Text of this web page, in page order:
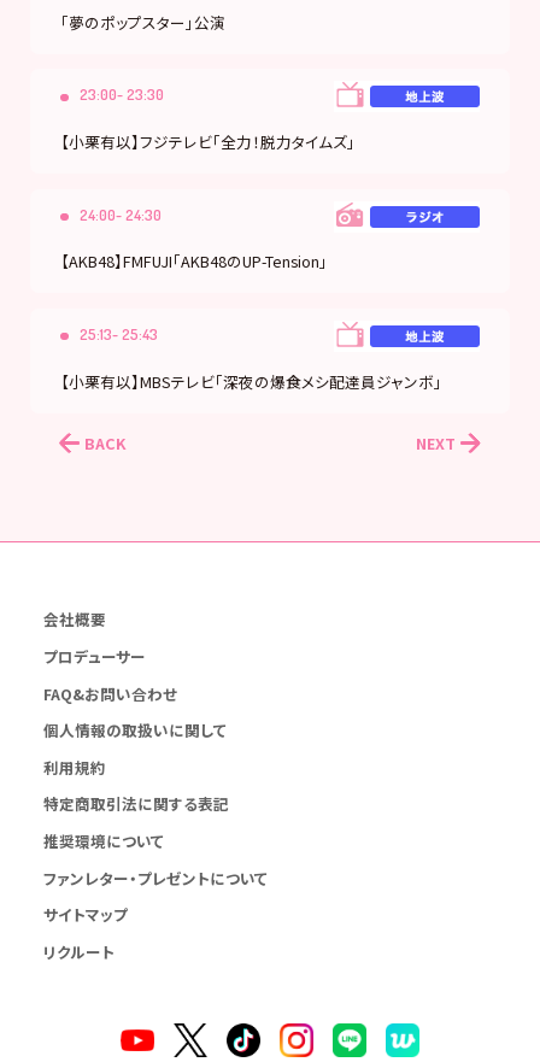
「夢のポップスター」公演
23:00- 23:30
【小栗有以】フジテレビ「全力！脱力タイムズ」
24:00- 24:30
【AKB48】FMFUJI「AKB48のUP-Tension」
25:13- 25:43
【小栗有以】MBSテレビ「深夜の爆食メシ配達員ジャンボ」
BACK NEXT
会社概要
プロデューサー
FAQ&お問い合わせ
個人情報の取扱いに関して
利用規約
特定商取引法に関する表記
推奨環境について
ファンレター・プレゼントについて
サイトマップ
リクルート